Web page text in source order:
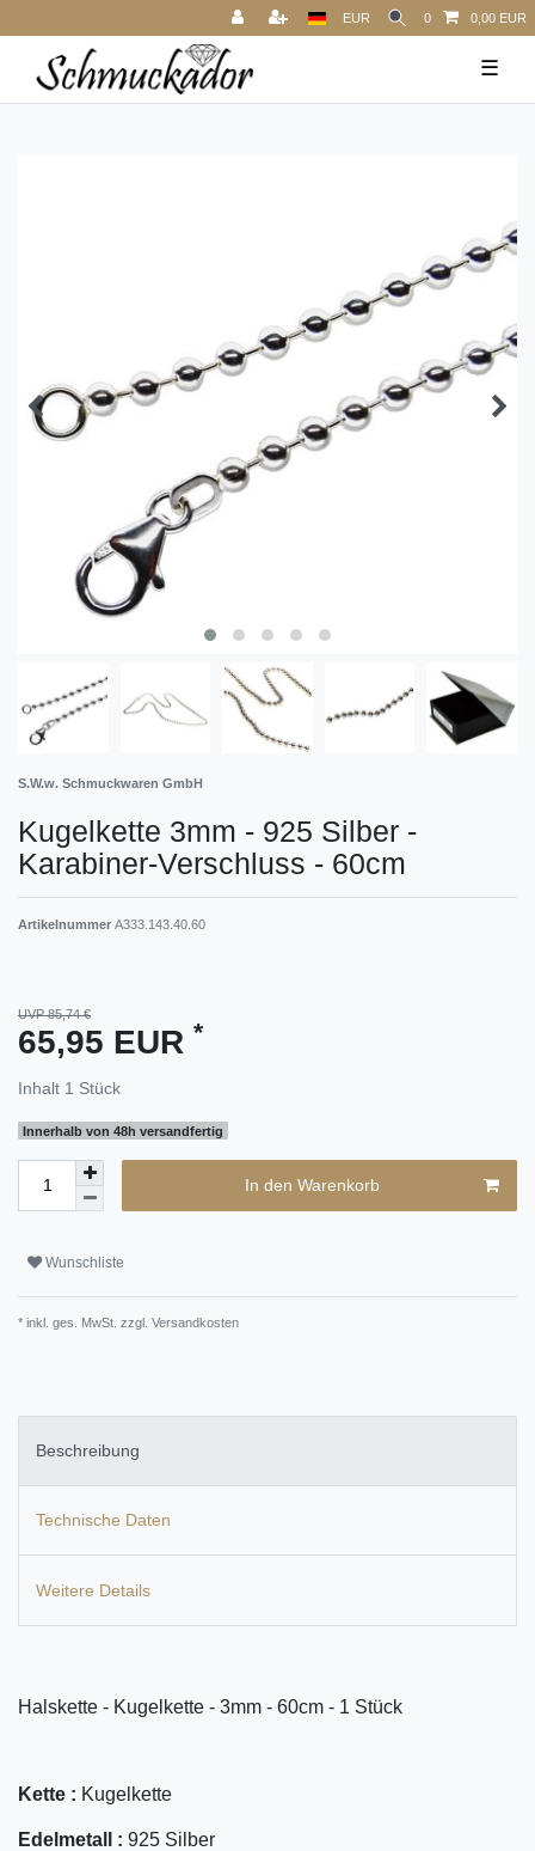
EUR 0 0,00 EUR
☰
S.W.w. Schmuckwaren GmbH
Kugelkette 3mm - 925 Silber -
Karabiner-Verschluss - 60cm
Artikelnummer A333.143.40.60
UVP 85,74 €
65,95 EUR *
Inhalt 1 Stück
Innerhalb von 48h versandfertig
In den Warenkorb
Wunschliste
* inkl. ges. MwSt. zzgl. Versandkosten
Beschreibung
Technische Daten
Weitere Details
Halskette - Kugelkette - 3mm - 60cm - 1 Stück
Kette : Kugelkette
Edelmetall : 925 Silber